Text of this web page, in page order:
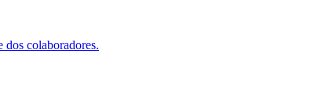
dos colaboradores.